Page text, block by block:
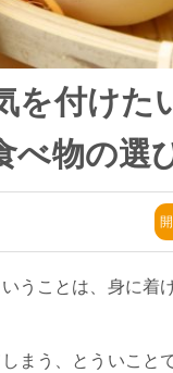
を付けた
べ物の選
うことは、身に着
まう、とういこと